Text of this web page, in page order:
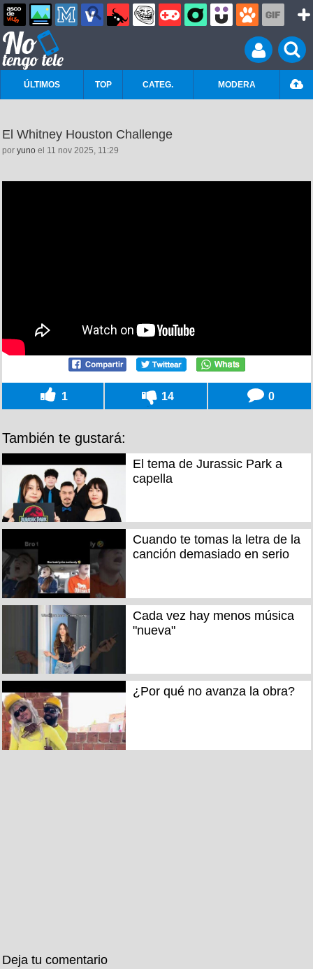
ÚLTIMOS TOP CATEG. MODERA
El Whitney Houston Challenge
por yuno el 11 nov 2025, 11:29
1 14 0
También te gustará:
El tema de Jurassic Park a
capella
Cuando te tomas la letra de la
canción demasiado en serio
Cada vez hay menos música
"nueva"
¿Por qué no avanza la obra?
Deja tu comentario